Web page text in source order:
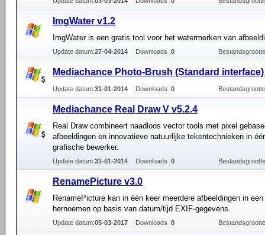
ImgWater v1.2
ImgWater is een gratis tool voor het watermerken van
Update datum:27-04-2014 Downloads :0
Mediachance Photo-Brush (Standard interface)
Update datum:31-01-2014 Downloads :0
Mediachance Real Draw V v5.2.4
Real Draw combineert naadloos vector tools met pixel
afbeeldingen en innovatieve natuurlijke tekentechnieken in
grafische bewerker.
Update datum:31-01-2014 Downloads :0
RenamePicture v3.0
RenamePicture kan in één keer meerdere afbeeldingen in
hernoemen op basis van datum/tijd EXIF-gegevens.
Update datum:05-03-2017 Downloads :0